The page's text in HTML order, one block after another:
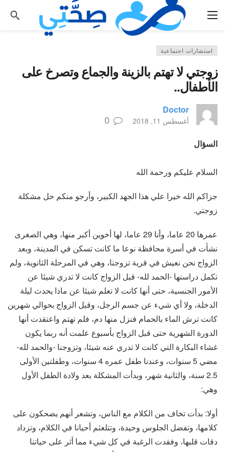
استشارات اجتماعية
زوجتي لا تهتم بالزينة والجماع وتصرخ على
الأطفال..
Doctor
أغسطس 11, 2018 0
السؤال
السلام عليكم ورحمة الله
جزاكم الله خيرا علي هذا الجهد الكبير، وأرجو منكم حل مشكلة
زوجتي.
عمرها 20 عاما، وأنا 29 عاما، لها أخوين أكبر منها، وهي الصغرى
نشأت في أسرة محافظة نوعا ما كانت تسكن في المدينة، وبعد
الزواج نحن نعيش في قرية تزوجنا، وهي في المرحلة الثانوية، ولم
تكمل دراستها -الحمد لله- قبل الزواج كانت لا تدري شيئا عن
الأمور الجنسية، حتى أنها كانت لا تعلم شيئا عن ماذا يحدث ليلة
الدخلة، ولا أي شيء عن جسم الرجل، وقبل الزواج بحوالي شهرين
كانت ترش الماء بالحمام فنزل منها دم، فلم تهتم واعتقدت أنها
الدورة الشهرية حتى قبل الزواج بأسبوع علمت أنه ربما يكون
غشاء البكارة التي كانت لا تدري عنه شيئا، وتزوجنا -والحمد لله-
مضي 5 سنوات، وعندنا طفل عمره 4 سنوات، وطفلتين الأولى
2.5 سنة، والثانية شهر، وبدأت المشكلة بعد ولادة الطفل الأول
وهي:
أولا: بدأت تخاف من الكلام مع الناس، وتشعر أنهم يضحكون على
كلامها، وتفضل الجلوس وحيدة، وتتلعثم أحيانا في الكلام، وتزداد
دقات قلبها، وفقدت الرغبة في كل شيء مما أثر على حياتنا